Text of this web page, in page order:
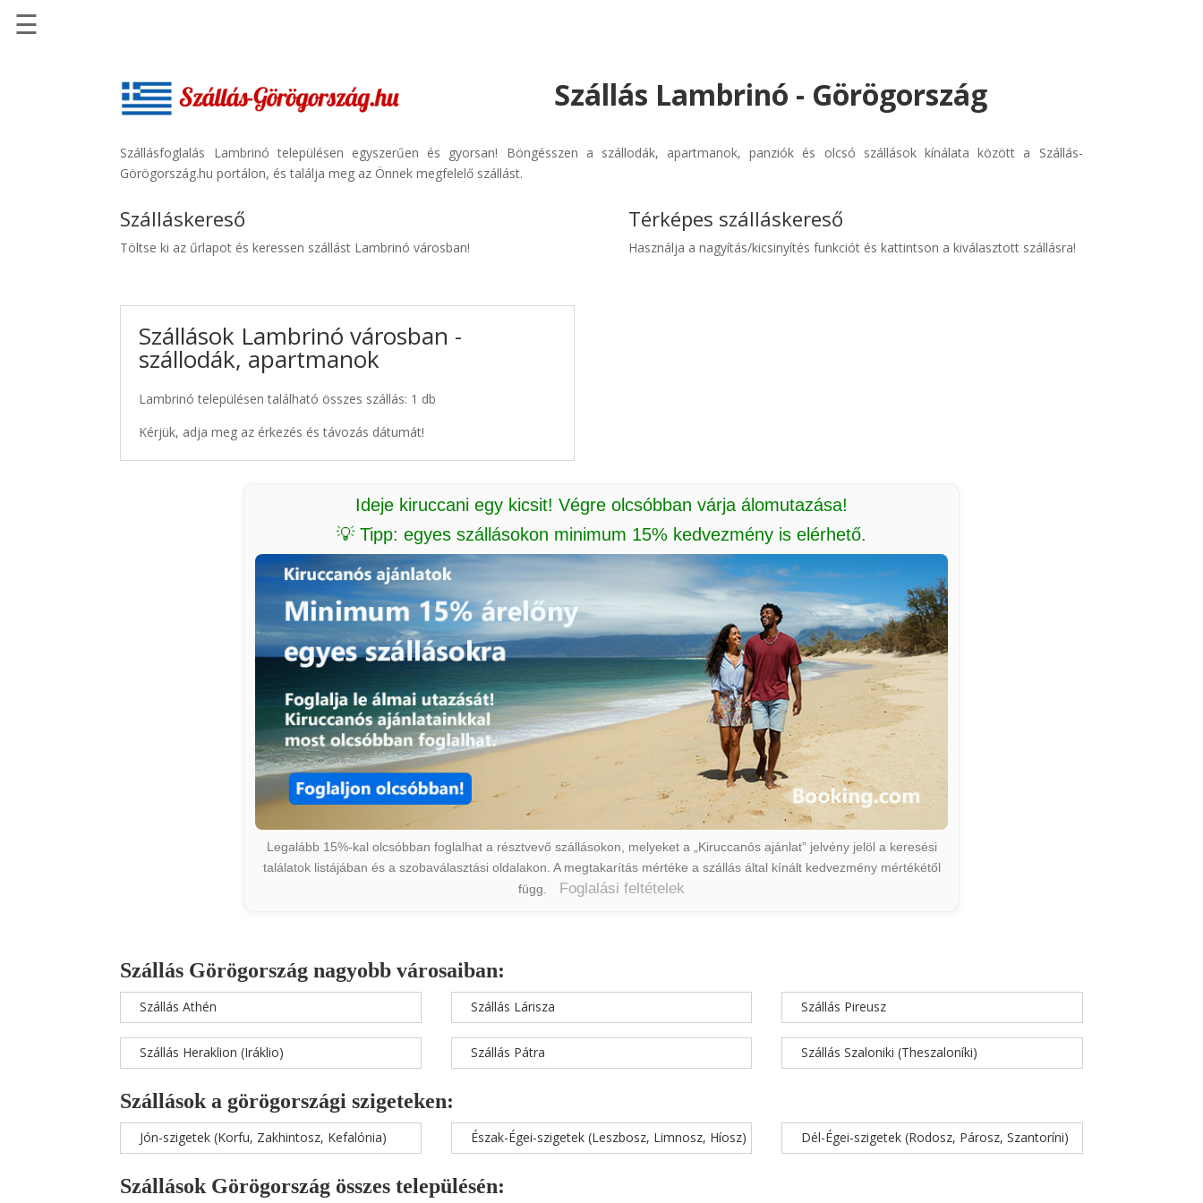
Szállásinfo.eu
Repülőjegy
Autóbérlés
☰
Szállás Lambrinó - Görögország
Szállásfoglalás Lambrinó településen egyszerűen és gyorsan! Böngésszen a szállodák, apartmanok, panziók és olcsó szállások kínálata között a Szállás-
Görögország.hu portálon, és találja meg az Önnek megfelelő szállást.
Szálláskereső
Töltse ki az űrlapot és keressen szállást Lambrinó városban!
Szállások Lambrinó városban -
szállodák, apartmanok
Lambrinó településen található összes szállás: 1 db
Kérjük, adja meg az érkezés és távozás dátumát!
Térképes szálláskereső
Használja a nagyítás/kicsinyítés funkciót és kattintson a kiválasztott szállásra!
Ideje kiruccani egy kicsit! Végre olcsóbban várja álomutazása!
💡 Tipp: egyes szállásokon minimum 15% kedvezmény is elérhető.
Legalább 15%-kal olcsóbban foglalhat a résztvevő szállásokon, melyeket a „Kiruccanós ajánlat” jelvény jelöl a keresési
találatok listájában és a szobaválasztási oldalakon. A megtakarítás mértéke a szállás által kínált kedvezmény mértékétől
függ.
Foglalási feltételek
Szállás Görögország nagyobb városaiban:
Szállás Athén
Szállás Heraklion (Iráklio)
Szállás Lárisza
Szállás Pátra
Szállás Pireusz
Szállás Szaloniki (Theszaloníki)
Szállások a görögországi szigeteken:
Jón-szigetek (Korfu, Zakhintosz, Kefalónia) Észak-Égei-szigetek (Leszbosz, Limnosz, Híosz) Dél-Égei-szigetek (Rodosz, Párosz, Szantoríni)
Szállások Görögország összes településén: